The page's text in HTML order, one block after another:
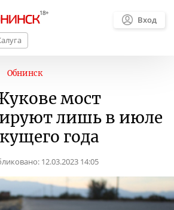
Вход
Обнинск
мост
лишь в июле
года
12.03.2023 14:05